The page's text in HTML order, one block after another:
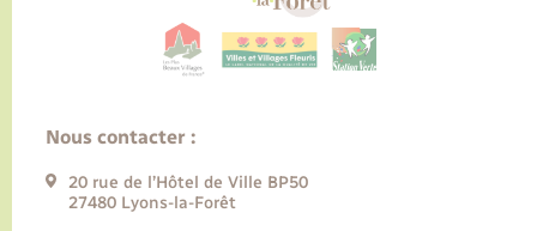
Nous contacter :
20 rue de l’Hôtel de Ville BP50
27480 Lyons-la-Forêt